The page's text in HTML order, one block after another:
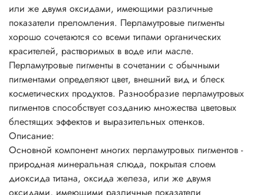
смотрится в прозрачной упаковке.
Перламутровые пигменты могут придать продукту
серебряный, золотой, металлический или «радужный»
блеск. Это зависит от размеров частиц и их концентрации
в перламутровых пигментах. Использование в шампунях
перламутровых пигментов на основе слюды создает
эффект радуги, недостижимый при использовании
стеаратов. Мелкие частицы создают шелковистый и
атласный эффект и непрозрачность массы. Более крупные
частицы создают сильный блеск, искрящийся или
сверкающий эффекты. Составы получаются почти
прозрачными.
Перламутровые пигменты часто включают в прозрачные
или же двумя оксидами, имеющими различные
показатели преломления. Перламутровые пигменты
хорошо сочетаются со всеми типами органических
красителей, растворимых в воде или масле.
Перламутровые пигменты в сочетании с обычными
пигментами определяют цвет, внешний вид и блеск
косметических продуктов. Разнообразие перламутровых
пигментов способствует созданию множества цветовых
блестящих эффектов и выразительных оттенков.
Описание:
Основной компонент многих перламутровых пигментов -
природная минеральная слюда, покрытая слоем
диоксида титана, оксида железа, или же двумя
оксидами, имеющими различные показатели